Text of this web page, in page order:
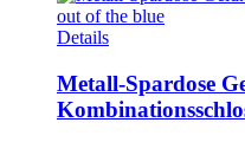
DetailsDieses
weist
mehrere
Varianten
Metall-Spardose